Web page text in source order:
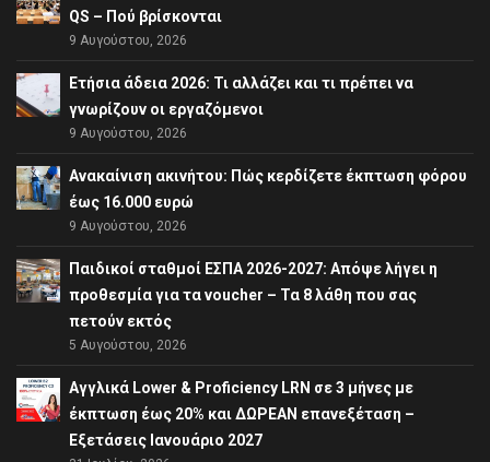
QS – Πού βρίσκονται
9 Αυγούστου, 2026
Ετήσια άδεια 2026: Τι αλλάζει και τι πρέπει να
γνωρίζουν οι εργαζόμενοι
9 Αυγούστου, 2026
Ανακαίνιση ακινήτου: Πώς κερδίζετε έκπτωση φόρου
έως 16.000 ευρώ
9 Αυγούστου, 2026
Παιδικοί σταθμοί ΕΣΠΑ 2026-2027: Απόψε λήγει η
προθεσμία για τα voucher – Τα 8 λάθη που σας
πετούν εκτός
5 Αυγούστου, 2026
Αγγλικά Lower & Proficiency LRN σε 3 μήνες με
έκπτωση έως 20% και ΔΩΡΕΑΝ επανεξέταση –
Εξετάσεις Ιανουάριο 2027